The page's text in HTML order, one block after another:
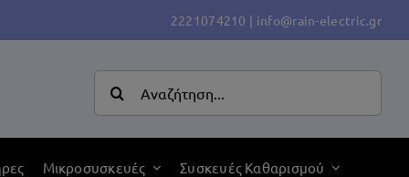
2221074210 | info@rain-electric.gr
Αναζήτηση
για:
Μικροσυσκευές Συσκευές Καθαρισμού